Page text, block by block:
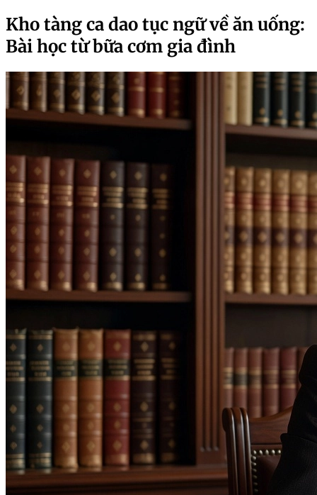
Kho tàng ca dao tục ngữ về ăn uống:
Bài học từ bữa cơm gia đình